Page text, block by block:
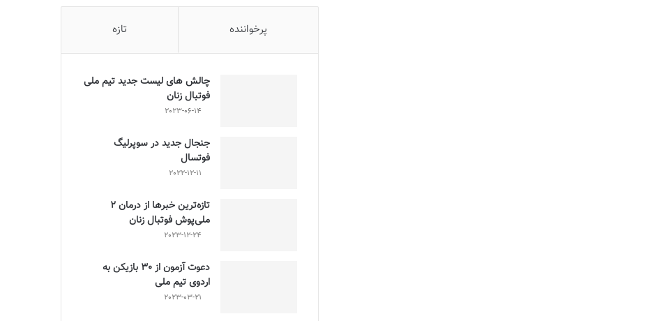
پرخواننده تازه
چالش هاى ليست جدید تيم ملى
فوتبال زنان
2023-06-14
جنجال جدید در سوپرلیگ
فوتسال
2022-12-11
تازه‌ترین خبرها از درمان ۲
ملی‌پوش فوتبال زنان
2023-12-24
دعوت آزمون از 30 بازیکن به
اردوی تیم ملی
2023-03-21